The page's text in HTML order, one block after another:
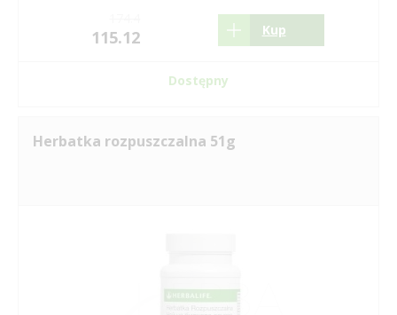
115.12 Kup
Dostępny
Herbatka rozpuszczalna 51g